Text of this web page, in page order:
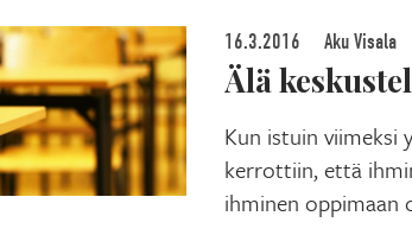
16.3.2016 Aku Visala
Älä
Kun istuin viimeksi
kerrottiin, että
ihminen oppimaan